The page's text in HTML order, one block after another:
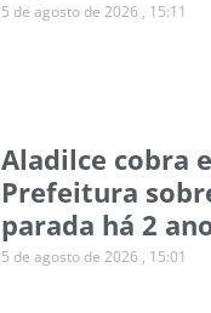
5 de agosto de 2026 15:11
Aladilce cobra
Prefeitura
parada há 2
5 de agosto de 2026 15:01